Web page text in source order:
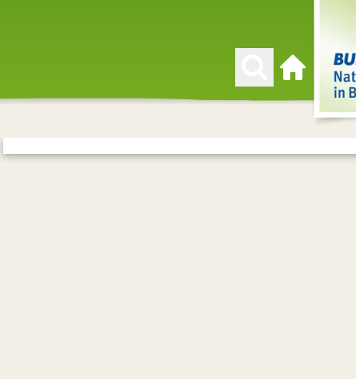
Zur Startseite